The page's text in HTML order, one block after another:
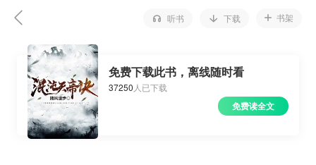
听书 下载 书架
免费下载此书，离线随时看
37250 人已下载
免费读全文